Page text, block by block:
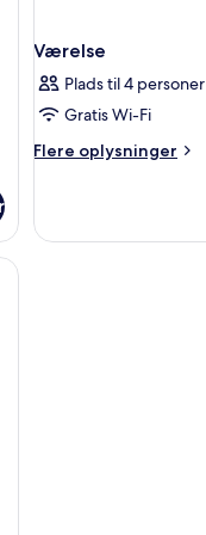
Værelse
Plads til 4 personer
Gratis Wi-Fi
Flere oplysninger
Flere